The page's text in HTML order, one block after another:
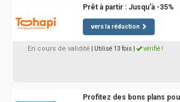
Prêt à partir : Jusqu'à -35%
vers la réduction
En cours de validité | Utilisé 13 fois vérifié !
Profitez des bons plans